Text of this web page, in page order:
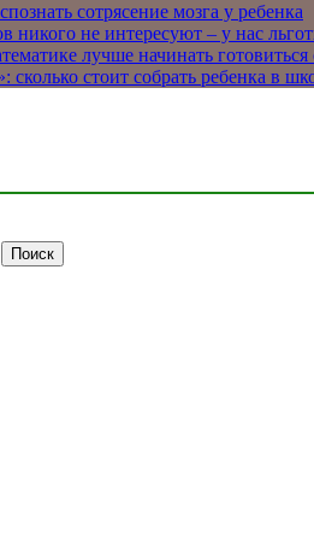
сотрясение мозга у ребенка
никого не интересуют – у нас
лучше начинать
стоит собрать ребенка в